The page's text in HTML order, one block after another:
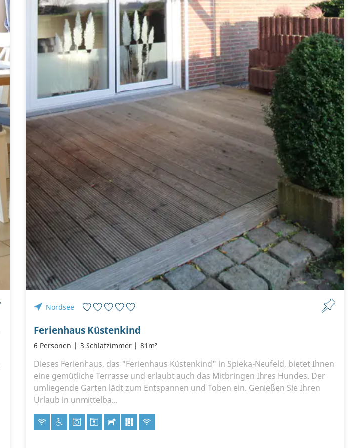
Nordsee
Ferienhaus Küstenkind
6 Personen 3 Schlafzimmer 81m²
Dieses Ferienhaus, das "Ferienhaus Küstenkind" in Spieka-Neufeld, bietet Ihnen
eine gemütliche Terrasse und erlaubt auch das Mitbringen Ihres Hundes. Der
umliegende Garten lädt zum Entspannen und Toben ein. Genießen Sie Ihren
Urlaub in unmittelba...